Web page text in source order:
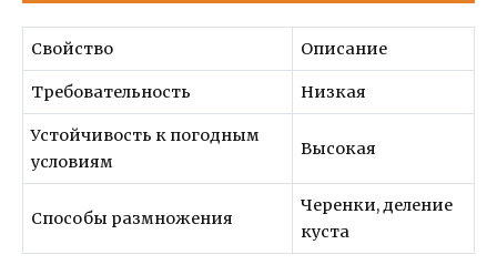
Свойство Описание
Требовательность Низкая
Устойчивость к погодным
условиям
Высокая
Способы размножения
Черенки, деление
куста